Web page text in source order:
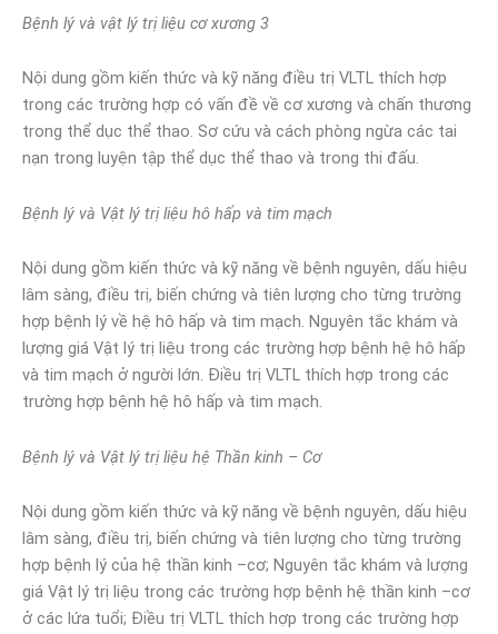
Bệnh lý và vật lý trị liệu cơ xương 3
Nội dung gồm kiến thức và kỹ năng điều trị VLTL thích hợp
trong các trường hợp có vấn đề về cơ xương và chấn thương
trong thể dục thể thao. Sơ cứu và cách phòng ngừa các tai
nạn trong luyện tập thể dục thể thao và trong thi đấu.
Bệnh lý và Vật lý trị liệu hô hấp và tim mạch
Nội dung gồm kiến thức và kỹ năng về bệnh nguyên, dấu hiệu
lâm sàng, điều trị, biến chứng và tiên lượng cho từng trường
hợp bệnh lý về hệ hô hấp và tim mạch. Nguyên tắc khám và
lượng giá Vật lý trị liệu trong các trường hợp bệnh hệ hô hấp
và tim mạch ở người lớn. Điều trị VLTL thích hợp trong các
trường hợp bệnh hệ hô hấp và tim mạch.
Bệnh lý và Vật lý trị liệu hệ Thần kinh – Cơ
Nội dung gồm kiến thức và kỹ năng về bệnh nguyên, dấu hiệu
lâm sàng, điều trị, biến chứng và tiên lượng cho từng trường
hợp bệnh lý của hệ thần kinh –cơ; Nguyên tắc khám và lượng
giá Vật lý trị liệu trong các trường hợp bệnh hệ thần kinh –cơ
ở các lứa tuổi; Điều trị VLTL thích hợp trong các trường hợp